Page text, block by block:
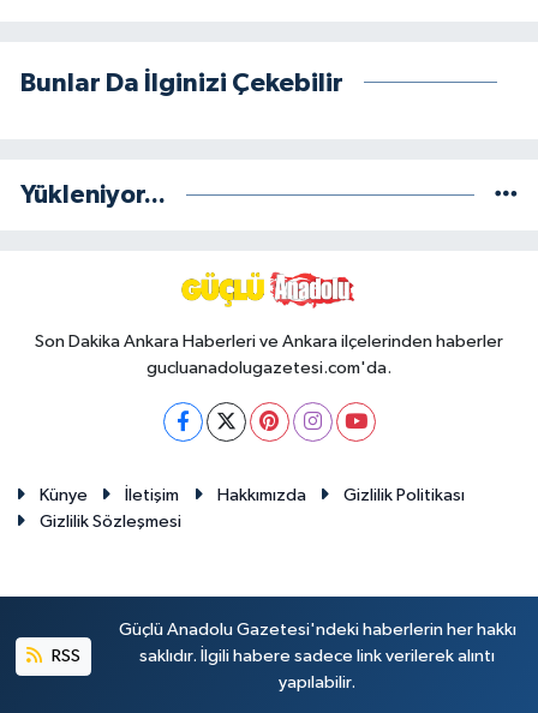
Bunlar Da İlginizi Çekebilir
Yükleniyor...
Son Dakika Ankara Haberleri ve Ankara ilçelerinden haberler
gucluanadolugazetesi.com'da.
Künye İletişim Hakkımızda
Gizlilik Politikası
Gizlilik Sözleşmesi
RSS
Güçlü Anadolu Gazetesi'ndeki haberlerin her hakkı
saklıdır. İlgili habere sadece link verilerek alıntı
yapılabilir.